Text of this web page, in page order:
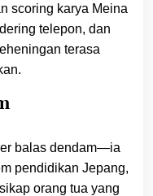
scoring karya Meina
telepon, dan
terasa
balas dendam—ia
pendidikan Jepang,
orang tua yang